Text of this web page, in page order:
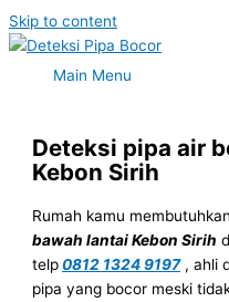
Skip to content
Main Menu
Deteksi pipa air
Kebon Sirih
Rumah kamu membutuhkan
bawah lantai Kebon Sirih
telp0812 1324 9197, ahli
pipa yang bocor meski